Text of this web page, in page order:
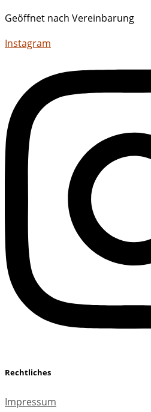
Geöffnet nach Vereinbarung
Instagram
Rechtliches
Impressum